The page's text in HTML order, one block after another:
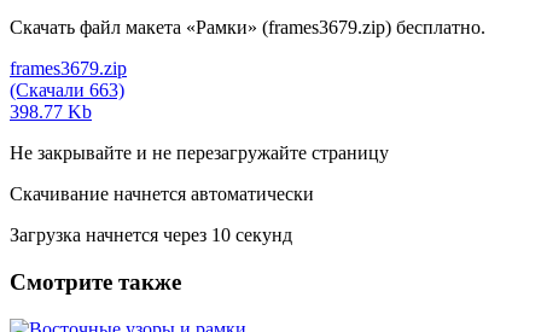
Скачать файл макета «Рамки» (frames3679.zip) бесплатно.
frames3679.zip
(Скачали 663)
398.77 Kb
Не закрывайте и не перезагружайте страницу
Скачивание начнется автоматически
Загрузка начнется через 10 секунд
Смотрите также